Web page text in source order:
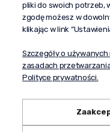
O firmie
pliki do swoich potrzeb,
zgodę możesz w
klikając w link
Szczegóły o
zasadach
Polityce prywatności.